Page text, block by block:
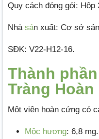
Quy cách đóng gói: Hộp
Nhà sản xuất: Cơ sở
SĐK: V22-H12-16.
Thành
Tràng Hoàn
Một viên hoàn cứng có
Mộc hương: 6,8 mg.